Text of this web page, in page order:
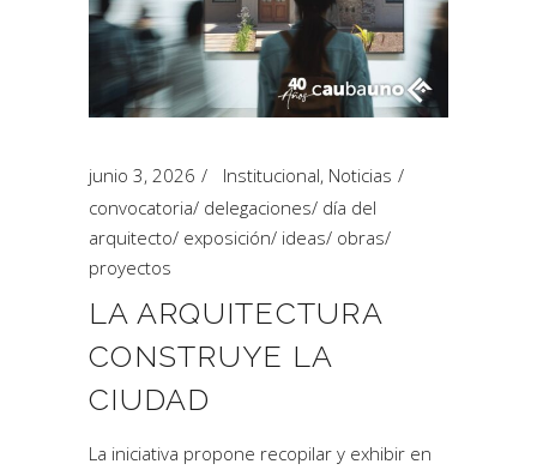
junio 3, 2026 Institucional, Noticias
convocatoria/ delegaciones/ día del
arquitecto/ exposición/ ideas/ obras/
proyectos
LA ARQUITECTURA
CONSTRUYE LA
CIUDAD
La iniciativa propone recopilar y exhibir en